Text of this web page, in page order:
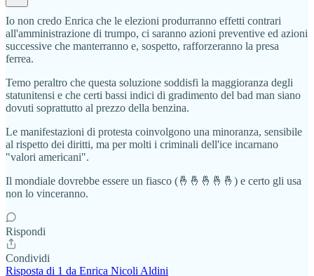
Io non credo Enrica che le elezioni produrranno effetti contrari
all'amministrazione di trumpo, ci saranno azioni preventive ed azioni
successive che manterranno e, sospetto, rafforzeranno la presa
ferrea.
Temo peraltro che questa soluzione soddisfi la maggioranza degli
statunitensi e che certi bassi indici di gradimento del bad man siano
dovuti soprattutto al prezzo della benzina.
Le manifestazioni di protesta coinvolgono una minoranza, sensibile
al rispetto dei diritti, ma per molti i criminali dell'ice incarnano
"valori americani".
Il mondiale dovrebbe essere un fiasco (🤞🤞🤞🤞🤞) e certo gli usa
non lo vinceranno.
Rispondi
Condividi
Risposta di 1 da Enrica Nicoli Aldini